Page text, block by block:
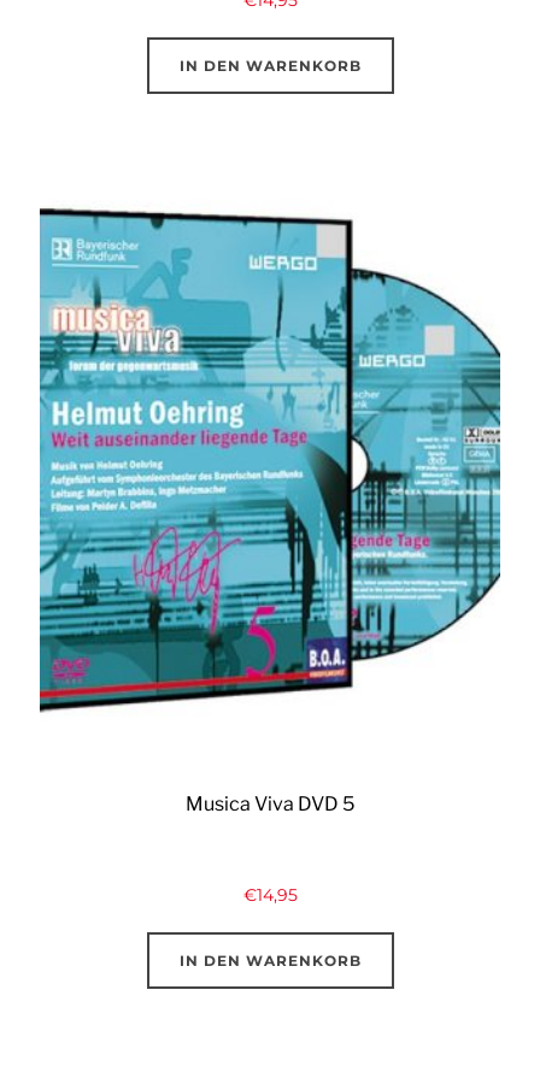
IN DEN WARENKORB
Musica Viva DVD 5
€14,95
IN DEN WARENKORB